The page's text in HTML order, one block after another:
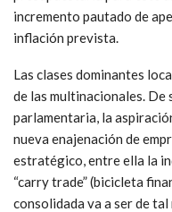
incremento pautado de
inflación prevista.
Las clases dominantes
de las multinacionales.
parlamentaria, la
nueva enajenación de
estratégico, entre ella la
“carry trade” (bicicleta
consolidada va a ser de